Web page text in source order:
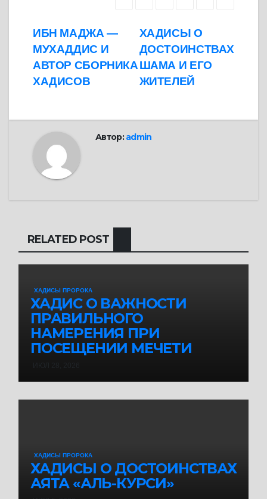
Навигация
по
записям
ХАДИСЫ О
ДОСТОИНСТВАХ
ШАМА И ЕГО
ЖИТЕЛЕЙ
ИБН МАДЖА —
МУХАДДИС И
АВТОР СБОРНИКА
ХАДИСОВ
Автор:admin
RELATED POST
ХАДИСЫ ПРОРОКА
ХАДИС О ВАЖНОСТИ
ПРАВИЛЬНОГО
НАМЕРЕНИЯ ПРИ
ПОСЕЩЕНИИ МЕЧЕТИ
ХАДИСЫ ПРОРОКА
ХАДИСЫ О ДОСТОИНСТВАХ
АЯТА «АЛЬ-КУРСИ»